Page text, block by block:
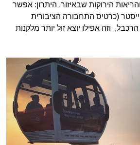
הירוקות שבאיזור. היתרון: אפשר
(כרטיס התחבורה הציבורית
הרכבל, וזה אפילו יוצא זול יותר מלקנות